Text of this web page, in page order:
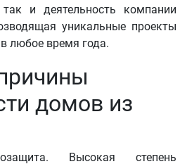
и деятельность компании
уникальные проекты
любое время года.
домов из
Высокая степень